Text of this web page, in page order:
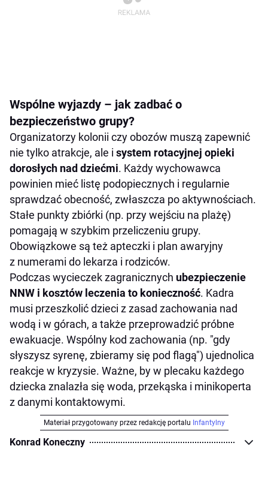
Wspólne wyjazdy – jak zadbać o
bezpieczeństwo grupy?
Organizatorzy kolonii czy obozów muszą zapewnić
nie tylko atrakcje, ale i system rotacyjnej opieki
dorosłych nad dziećmi. Każdy wychowawca
powinien mieć listę podopiecznych i regularnie
sprawdzać obecność, zwłaszcza po aktywnościach.
Stałe punkty zbiórki (np. przy wejściu na plażę)
pomagają w szybkim przeliczeniu grupy.
Obowiązkowe są też apteczki i plan awaryjny
z numerami do lekarza i rodziców.
Podczas wycieczek zagranicznych ubezpieczenie
NNW i kosztów leczenia to konieczność. Kadra
musi przeszkolić dzieci z zasad zachowania nad
wodą i w górach, a także przeprowadzić próbne
ewakuacje. Wspólny kod zachowania (np. "gdy
słyszysz syrenę, zbieramy się pod flagą") ujednolica
reakcje w kryzysie. Ważne, by w plecaku każdego
dziecka znalazła się woda, przekąska i minikoperta
z danymi kontaktowymi.
Materiał przygotowany przez redakcję portalu Infantylny
Konrad Koneczny